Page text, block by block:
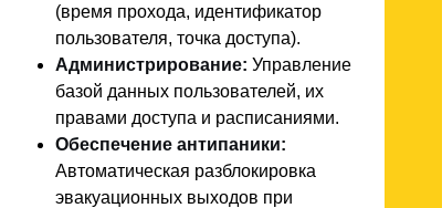
(время прохода, идентификатор
пользователя, точка доступа).
Администрирование: Управление
базой данных пользователей, их
правами доступа и расписаниями.
Обеспечение антипаники:
Автоматическая разблокировка
эвакуационных выходов при